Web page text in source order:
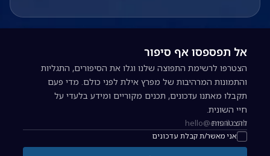
אל תפספסו אף סיפור
הצטרפו לרשימת התפוצה שלנו וגלו את הסיפורים, התגליות
והתמונות המרהיבות של מפרץ אילת לפני כולם. מדי פעם
תקבלו מאתנו עדכונים, תכנים מקוריים ומידע בלעדי על
חיי השונית.
כתובת אימייל להרשמה לניוזלטר
אני מאשר/ת קבלת עדכונים
להצטרפות